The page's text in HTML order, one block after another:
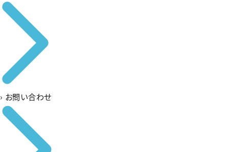
› お問い合わせ